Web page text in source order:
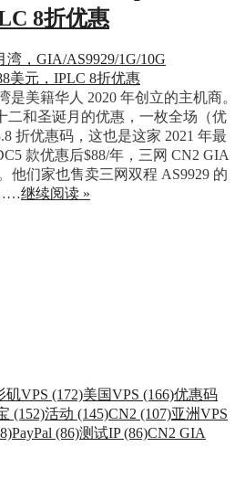
8折优惠
是美籍华人 2020 年创立的主机商。
二和圣诞月的优惠，一枚全场（优
折优惠码，这也是这家 2021 年最
款优惠后$88/年，三网 CN2 GIA
他们家也售卖三网双程 AS9929 的
……继续阅读 »
矶VPS (172)美国VPS (166)优惠码
(152)活动 (145)CN2 (107)亚洲VPS
PayPal (86)测试IP (86)CN2 GIA